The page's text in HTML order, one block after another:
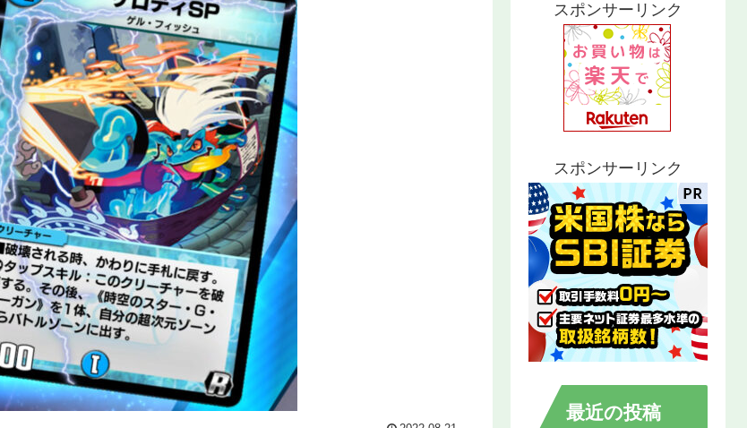
スポンサーリンク
スポンサーリンク
最近の投稿